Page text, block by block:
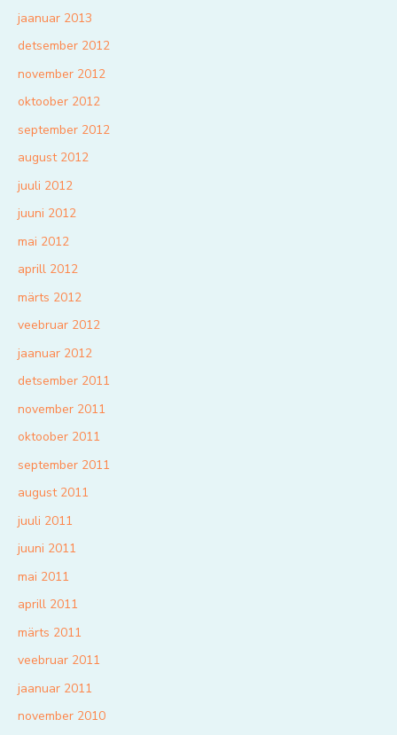
jaanuar 2013
detsember 2012
november 2012
oktoober 2012
september 2012
august 2012
juuli 2012
juuni 2012
mai 2012
aprill 2012
märts 2012
veebruar 2012
jaanuar 2012
detsember 2011
november 2011
oktoober 2011
september 2011
august 2011
juuli 2011
juuni 2011
mai 2011
aprill 2011
märts 2011
veebruar 2011
jaanuar 2011
november 2010